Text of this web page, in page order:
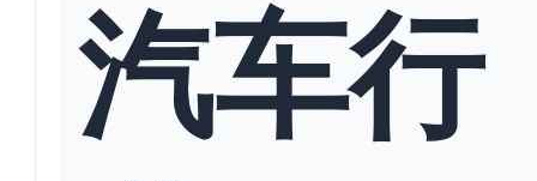
汽车行